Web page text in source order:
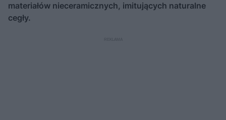
materiałów nieceramicznych, imitujących naturalne
cegły.